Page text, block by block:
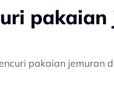
pakaian jemuran